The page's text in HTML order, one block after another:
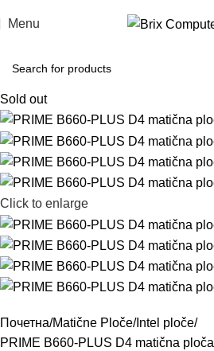
Menu
Sold out
Click to enlarge
Почетна Matične Ploče Intel ploče
PRIME B660-PLUS D4 matična ploča